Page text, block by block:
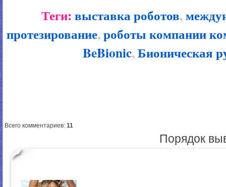
Теги:выставка роботов,
протезирование,роботы компании
BeBionic,Бионическая
Всего комментариев: 11
Порядок